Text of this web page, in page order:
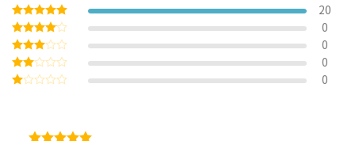
5 중에서
5로 평가됨
20
5 중에서
4로
평가됨
0
5
중에서
3로
0
5
0
평가됨
0